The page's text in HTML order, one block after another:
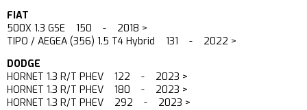
FIAT
500X 1.3 GSE 150 - 2018 >
TIPO / AEGEA (356) 1.5 T4 Hybrid 131 - 2022 >
DODGE
HORNET 1.3 R/T PHEV 122 - 2023 >
HORNET 1.3 R/T PHEV 180 - 2023 >
HORNET 1.3 R/T PHEV 292 - 2023 >